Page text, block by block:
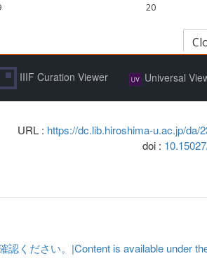
IIIF Curation Viewer Universal
URL : https://dc.lib.hiroshima-u.ac.jp/da/
doi :
ください。|Content is available under